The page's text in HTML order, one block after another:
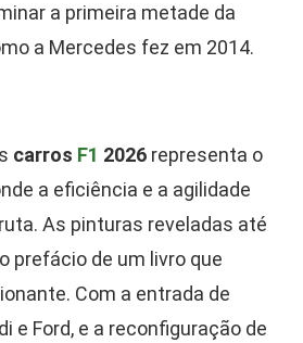
a primeira metade da
a Mercedes fez em 2014.
carros F1 2026 representa o
a eficiência e a agilidade
As pinturas reveladas até
prefácio de um livro que
Com a entrada de
e Ford, e a reconfiguração de